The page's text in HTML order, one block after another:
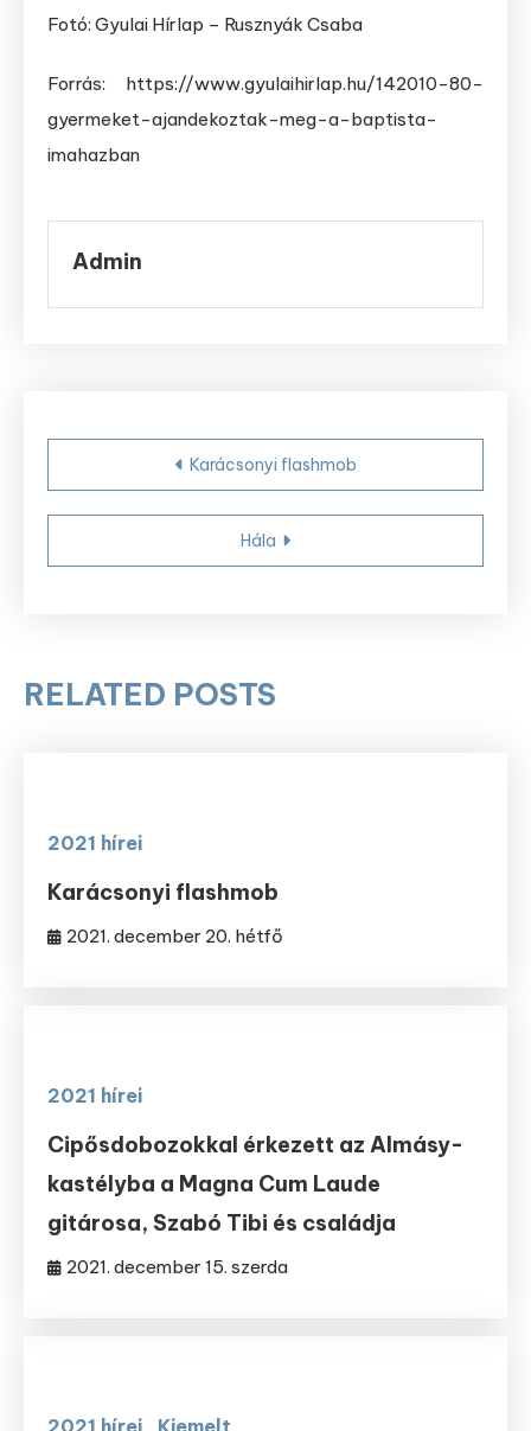
Fotó: Gyulai Hírlap – Rusznyák Csaba
Forrás: https://www.gyulaihirlap.hu/142010-80-
gyermeket-ajandekoztak-meg-a-baptista-
imahazban
Admin
Bejegyzés
navigáció
Karácsonyi flashmob
Hála
RELATED POSTS
2021 hírei
Karácsonyi flashmob
2021. december 20. hétfő
2021 hírei
Cipősdobozokkal érkezett az Almásy-
kastélyba a Magna Cum Laude
gitárosa, Szabó Tibi és családja
2021. december 15. szerda
2021 hírei Kiemelt